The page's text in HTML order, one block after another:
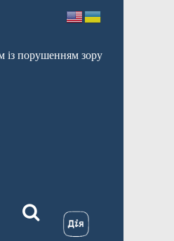
із порушенням зору